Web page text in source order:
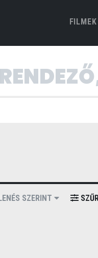
FILMEK
SZERINT